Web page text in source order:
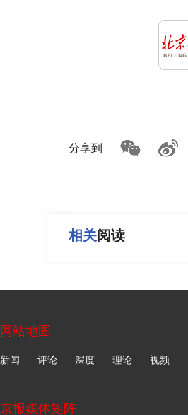
末倒置。同时，摄入
白饮食期间需增加饮
更多热点速报、权威
如遇作品内容、版权等
分享到
相关阅读
网站地图
新闻 评论 深度 理论 视频
京报媒体矩阵